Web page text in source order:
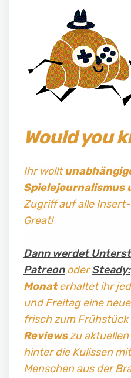
Would you
Ihr wollt
Spielejournalismus
Zugriff auf alle
Great!
Dann werdet
PatreonoderSteady:
Monaterhaltet ihr
und Freitag eine
frisch zum
Reviewszu aktuellen
hinter die Kulissen
Menschen aus der